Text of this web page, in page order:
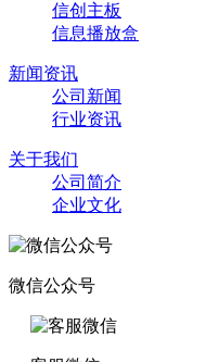
信创主板
信息播放盒
新闻资讯
公司新闻
行业资讯
关于我们
公司简介
企业文化
微信公众号